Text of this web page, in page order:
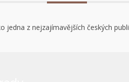
jedna z nejzajímavějších českých